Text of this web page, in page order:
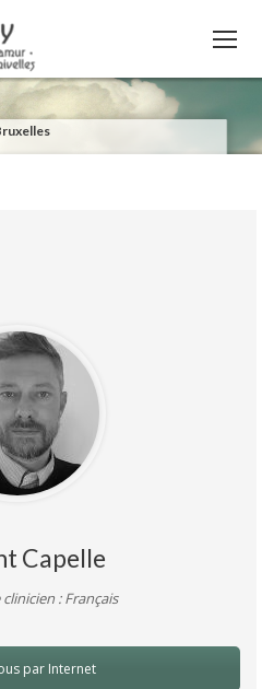
Capelle
: Français
par Internet